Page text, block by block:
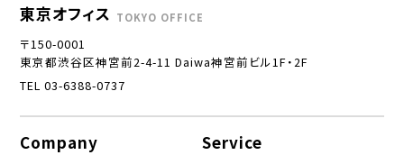
東京オフィス TOKYO OFFICE
〒150-0001
東京都渋谷区神宮前2-4-11 Daiwa神宮前ビル1F・2F
TEL 03-6388-0737
Company Service